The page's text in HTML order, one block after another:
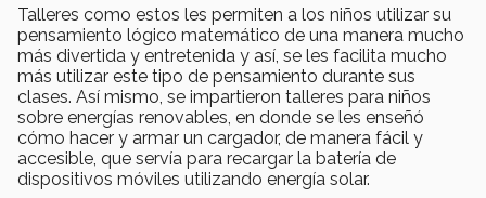
Talleres como estos les permiten a los niños utilizar su
pensamiento lógico matemático de una manera mucho
más divertida y entretenida y así, se les facilita mucho
más utilizar este tipo de pensamiento durante sus
clases. Así mismo, se impartieron talleres para niños
sobre energías renovables, en donde se les enseñó
cómo hacer y armar un cargador, de manera fácil y
accesible, que servía para recargar la batería de
dispositivos móviles utilizando energía solar.